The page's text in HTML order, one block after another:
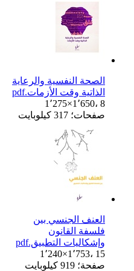
الصحة النفسية والرعاية
الذاتية وقت الأزمات.pdf
1٬275×1٬650، 8
صفحات؛ 317 كيلوبايت
العنف الجنسي بين
فلسفة القانون
وإشكاليات التطبيق.pdf
1٬240×1٬753، 15
صفحة؛ 919 كيلوبايت